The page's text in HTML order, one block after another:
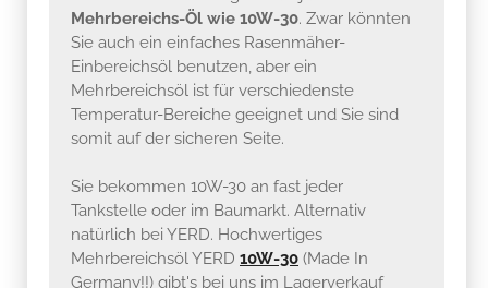
Einbereichsöl benutzen, aber ein
Mehrbereichsöl ist für verschiedenste
Temperatur-Bereiche geeignet und Sie sind
somit auf der sicheren Seite.
Sie bekommen 10W-30 an fast jeder
natürlich bei YERD. Hochwertiges
Mehrbereichsöl YERD 10W-30(Made In
Germany!!) gibt's bei uns im Lagerverkauf
schon ab super günstigen 4,38 Euro pro
Liter....